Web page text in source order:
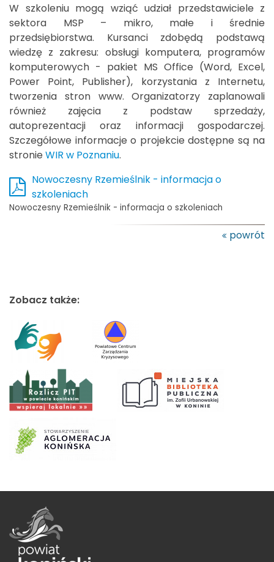
W szkoleniu mogą wziąć udział przedstawiciele z
sektora MSP – mikro, małe i średnie
przedsiębiorstwa. Kursanci zdobędą podstawą
wiedzę z zakresu: obsługi komputera, programów
komputerowych - pakiet MS Office (Word, Excel,
Power Point, Publisher), korzystania z Internetu,
tworzenia stron www. Organizatorzy zaplanowali
również zajęcia z podstaw sprzedaży,
autoprezentacji oraz informacji gospodarczej.
Szczegółowe informacje o projekcie dostępne są na
stronie WIR w Poznaniu.
Nowoczesny Rzemieślnik - informacja o
szkoleniach
Nowoczesny Rzemieślnik - informacja o szkoleniach
powrót
Zobacz także: